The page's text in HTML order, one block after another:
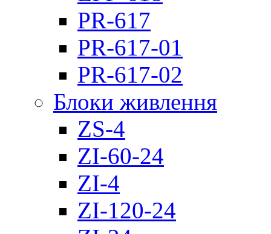
PR-617
PR-617-01
PR-617-02
Блоки живлення
ZS-4
ZI-60-24
ZI-4
ZI-120-24